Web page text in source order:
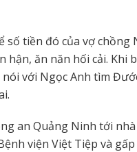
số tiền đó của vợ chồng
hận, ăn năn hối cải. Khi
với Ngọc Anh tìm
an Quảng Ninh tới
viện Việt Tiệp và